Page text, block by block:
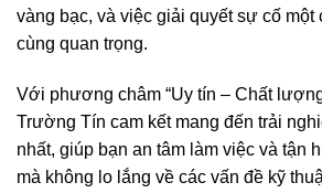
vàng bạc, và việc giải quyết sự cố một
cùng quan trọng.
Với phương châm “Uy tín – Chất
Trường Tín cam kết mang đến trải
nhất, giúp bạn an tâm làm việc và tận
mà không lo lắng về các vấn đề kỹ